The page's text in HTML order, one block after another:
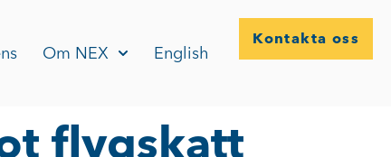
Om NEX English
Kontakta oss
flygskatt